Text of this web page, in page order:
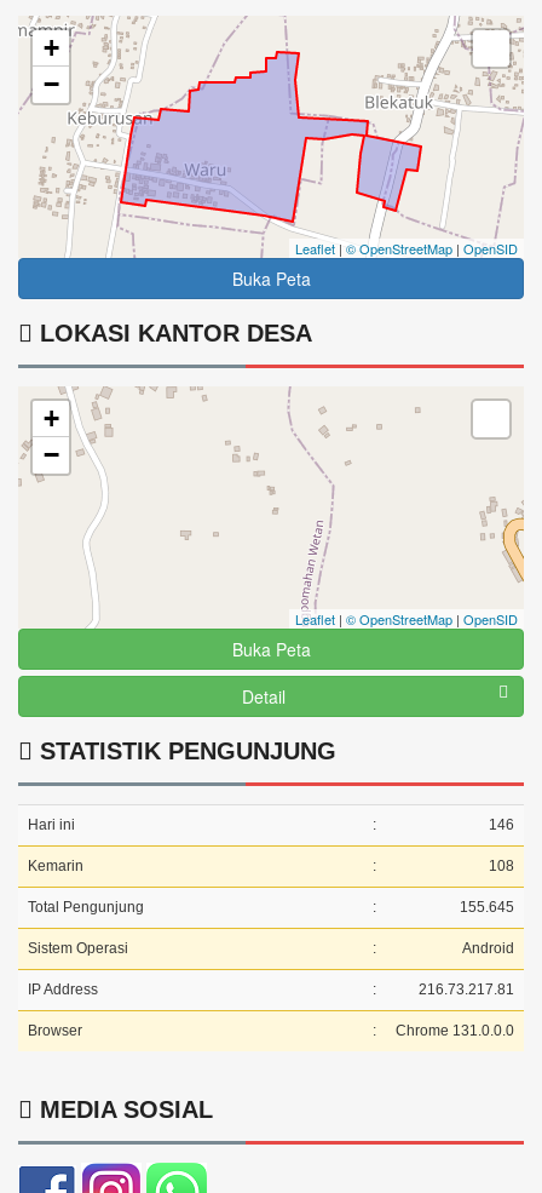
+
−
Leaflet | © OpenStreetMap | OpenSID
Buka Peta
LOKASI KANTOR DESA
+
−
Leaflet | © OpenStreetMap | OpenSID
Buka Peta
Detail
STATISTIK PENGUNJUNG
Hari ini : 146
Kemarin : 108
Total Pengunjung : 155.645
Sistem Operasi : Android
IP Address : 216.73.217.81
Browser : Chrome 131.0.0.0
MEDIA SOSIAL